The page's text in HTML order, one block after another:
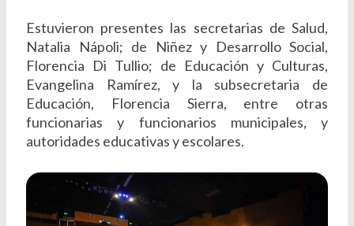
Estuvieron presentes las secretarias de Salud,
Natalia Nápoli; de Niñez y Desarrollo Social,
Florencia Di Tullio; de Educación y Culturas,
Evangelina Ramírez, y la subsecretaria de
Educación, Florencia Sierra, entre otras
funcionarias y funcionarios municipales, y
autoridades educativas y escolares.